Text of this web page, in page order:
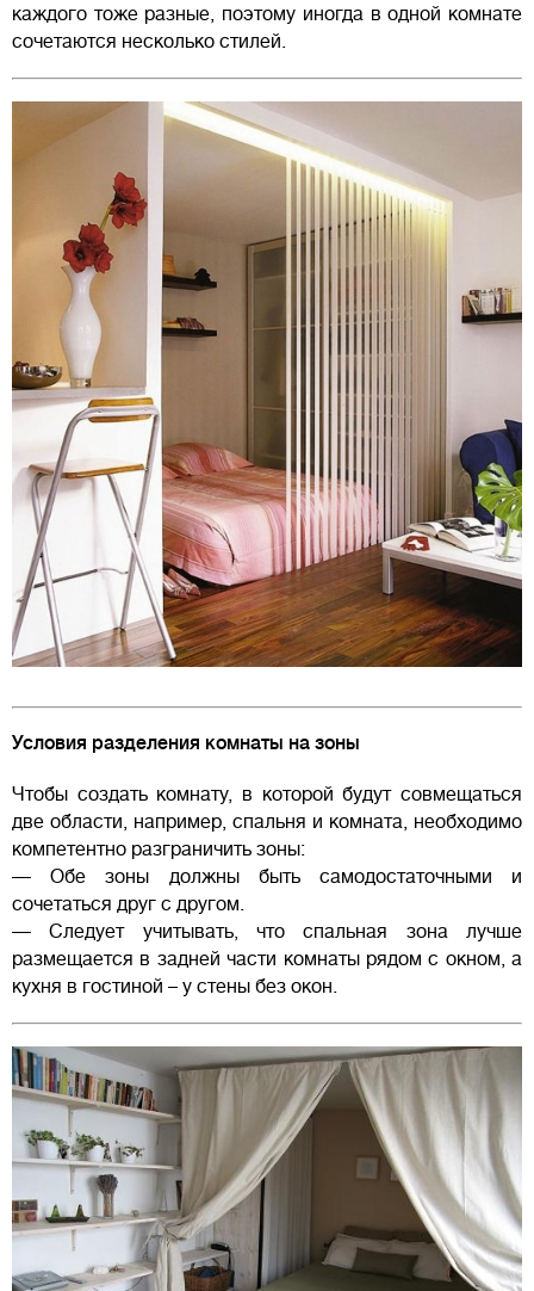
каждого тоже разные, поэтому иногда в одной комнате
сочетаются несколько стилей.
Условия разделения комнаты на зоны
Чтобы создать комнату, в которой будут совмещаться
две области, например, спальня и комната, необходимо
компетентно разграничить зоны:
— Обе зоны должны быть самодостаточными и
сочетаться друг с другом.
— Следует учитывать, что спальная зона лучше
размещается в задней части комнаты рядом с окном, а
кухня в гостиной – у стены без окон.